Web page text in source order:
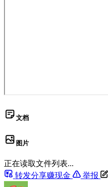
文档
图片
正在读取文件列表...
转发分享赚现金
举报